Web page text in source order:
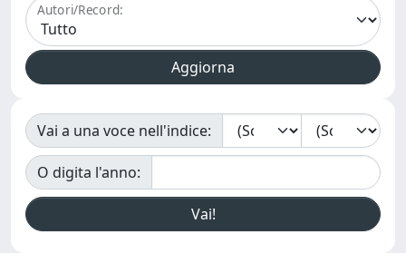
Autori/Record:
Vai a una voce nell'indice:
O digita l'anno: